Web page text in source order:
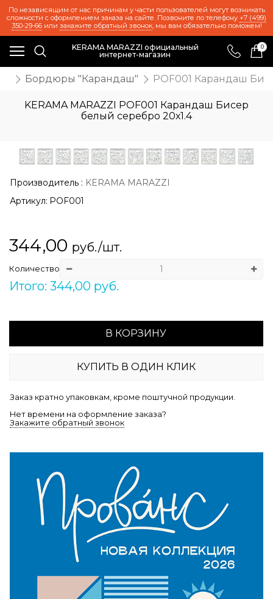
По независящим от нас причинам у части пользователей могут возникать
сложности с оформлением заказа на сайте. Позвоните по телефону +7 (499)
350-29-66или закажите обратный звонок, мы вам обязательно поможем!
KERAMA MARAZZI официальный
интернет-магазин
0
Бордюры "Карандаш" POF001 Карандаш
KERAMA MARAZZI POF001 Карандаш Бисер
белый серебро 20х1.4
Производитель : KERAMA MARAZZI
Артикул: POF001
344,00 руб./шт.
Количество
Итого: 344,00 руб.
В КОРЗИНУ
КУПИТЬ В ОДИН КЛИК
Заказ кратно упаковкам, кроме поштучной продукции.
Нет времени на оформление заказа?
Закажите обратный звонок